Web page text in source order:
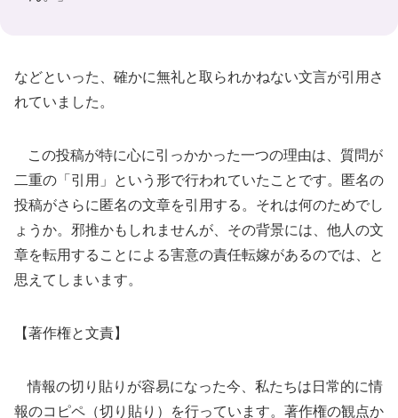
などといった、確かに無礼と取られかねない文言が引用さ
れていました。
この投稿が特に心に引っかかった一つの理由は、質問が
二重の「引用」という形で行われていたことです。匿名の
投稿がさらに匿名の文章を引用する。それは何のためでし
ょうか。邪推かもしれませんが、その背景には、他人の文
章を転用することによる害意の責任転嫁があるのでは、と
思えてしまいます。
【著作権と文責】
情報の切り貼りが容易になった今、私たちは日常的に情
報のコピペ（切り貼り）を行っています。著作権の観点か